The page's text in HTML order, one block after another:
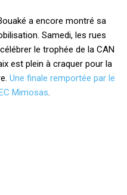
a encore montré sa
Samedi, les rues
le trophée de la CAN
est plein à craquer pour la
Une finale remportée par le
Mimosas.